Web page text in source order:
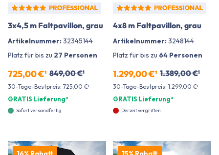
3x4,5 m Faltpavillon, grau
Artikelnummer:32345144
Platz für bis zu 27 Personen
725,00 €¹ 849,00 €¹
30-Tage-Bestpreis: 725,00 €¹
GRATIS Lieferung²
Sofort versandfertig
4x8 m Faltpavillon, grau
Artikelnummer:3248144
Platz für bis zu 64 Personen
1.299,00 €¹ 1.389,00 €¹
30-Tage-Bestpreis: 1.299,00 €¹
GRATIS Lieferung²
Derzeit vergriffen